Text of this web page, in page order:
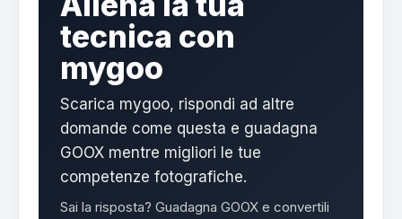
tecnica con
mygoo
Scarica mygoo, rispondi ad altre
domande come questa e guadagna
GOOX mentre migliori le tue
competenze fotografiche.
Sai la risposta? Guadagna GOOX e convertili